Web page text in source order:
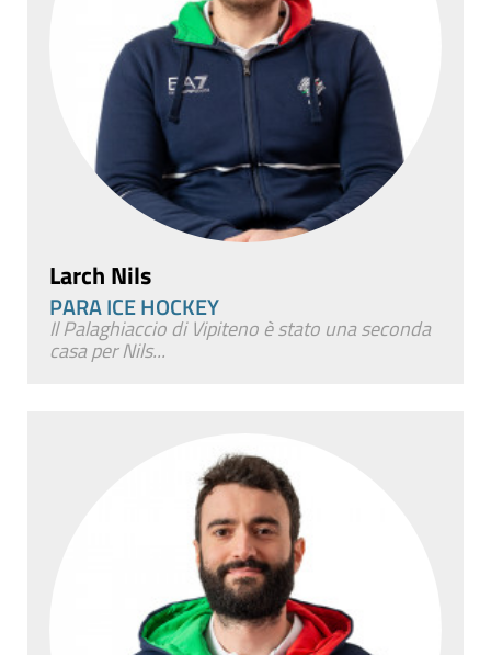
Larch Nils
PARA ICE HOCKEY
Il Palaghiaccio di Vipiteno è stato una seconda
casa per Nils...